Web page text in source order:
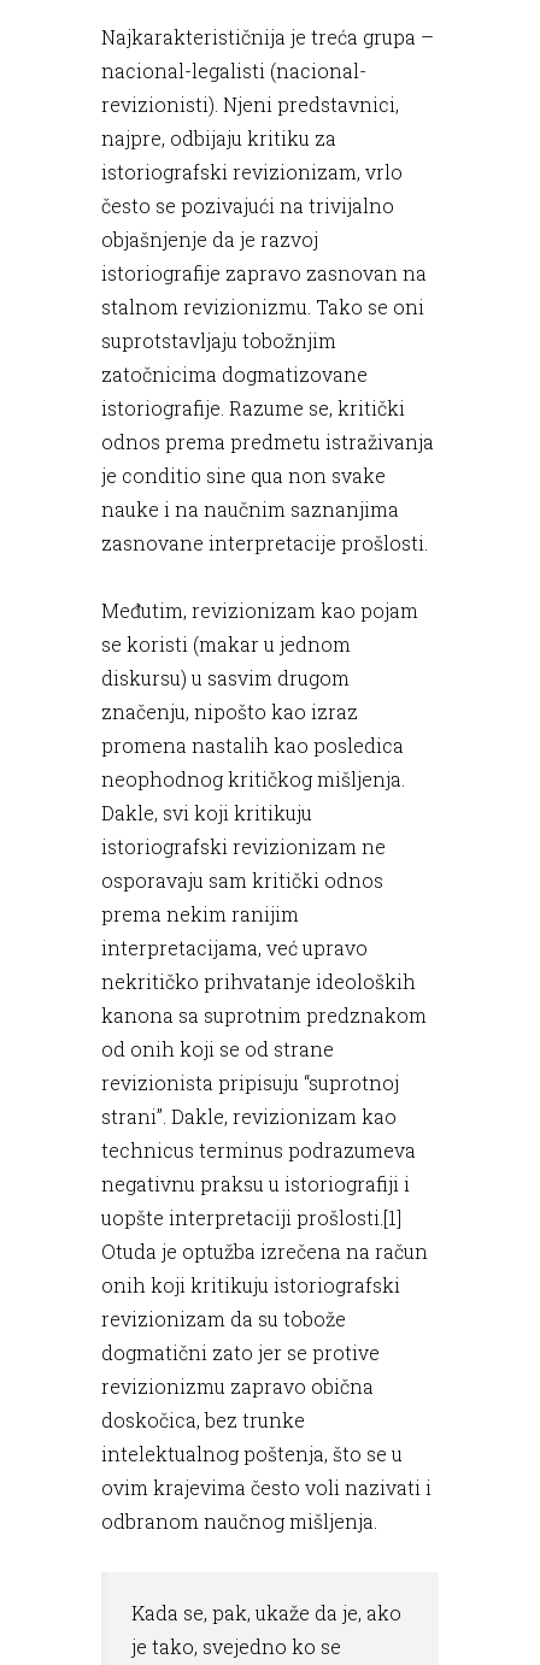
Najkarakterističnija je treća grupa –
nacional-legalisti (nacional-
revizionisti). Njeni predstavnici,
najpre, odbijaju kritiku za
istoriografski revizionizam, vrlo
često se pozivajući na trivijalno
objašnjenje da je razvoj
istoriografije zapravo zasnovan na
stalnom revizionizmu. Tako se oni
suprotstavljaju tobožnjim
zatočnicima dogmatizovane
istoriografije. Razume se, kritički
odnos prema predmetu istraživanja
je conditio sine qua non svake
nauke i na naučnim saznanjima
zasnovane interpretacije prošlosti.
Međutim, revizionizam kao pojam
se koristi (makar u jednom
diskursu) u sasvim drugom
značenju, nipošto kao izraz
promena nastalih kao posledica
neophodnog kritičkog mišljenja.
Dakle, svi koji kritikuju
istoriografski revizionizam ne
osporavaju sam kritički odnos
prema nekim ranijim
interpretacijama, već upravo
nekritičko prihvatanje ideoloških
kanona sa suprotnim predznakom
od onih koji se od strane
revizionista pripisuju “suprotnoj
strani”. Dakle, revizionizam kao
technicus terminus podrazumeva
negativnu praksu u istoriografiji i
uopšte interpretaciji prošlosti.[1]
Otuda je optužba izrečena na račun
onih koji kritikuju istoriografski
revizionizam da su tobože
dogmatični zato jer se protive
revizionizmu zapravo obična
doskočica, bez trunke
intelektualnog poštenja, što se u
ovim krajevima često voli nazivati i
odbranom naučnog mišljenja.
Kada se, pak, ukaže da je, ako
je tako, svejedno ko se